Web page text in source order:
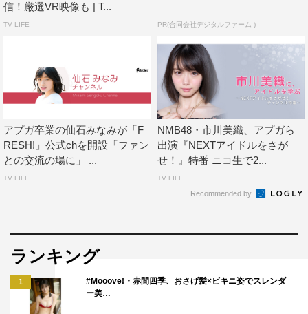
MVP及び罰ゲームをかけて各メンバーが早くも強烈な個
性を発揮しながら、体力や根性、そしてアイドル力を競っ
ら、今の新生アプガまでぎゅぎゅっとつまっておりま
す!!!!!!!」とコメント。
5人体制での集大成となったライブ、秘蔵映像と振り返る
10年の歴史に加えて、さらに上を目指す新体制まで、アプ
信！厳選VR映像も | T...
TV LIFE PR(合同会社デジタルファーム )
アプガ卒業の仙石みなみが「F
RESH!」公式chを開設「ファン
との交流の場に」 ...
TV LIFE
NMB48・市川美織、アプガら
出演『NEXTアイドルをさが
せ！』特番 ニコ生で2...
TV LIFE
Recommended by
ランキング
1
#Mooove!・赤間四季、おさげ髪×ビキニ姿でスレンダ
ー美…